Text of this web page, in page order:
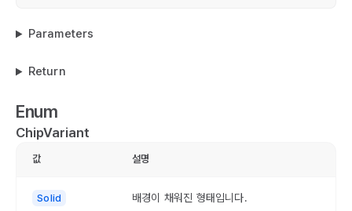
Parameters
Return
Enum
ChipVariant
값 설명
Solid 배경이 채워진 형태입니다.